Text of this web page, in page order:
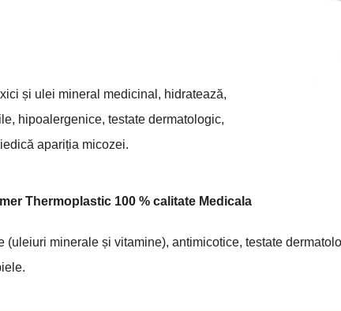
și ulei mineral medicinal, hidratează,
hipoalergenice, testate dermatologic,
apariția micozei.
Thermoplastic 100 % calitate Medicala
(uleiuri minerale și vitamine), antimicotice, testate